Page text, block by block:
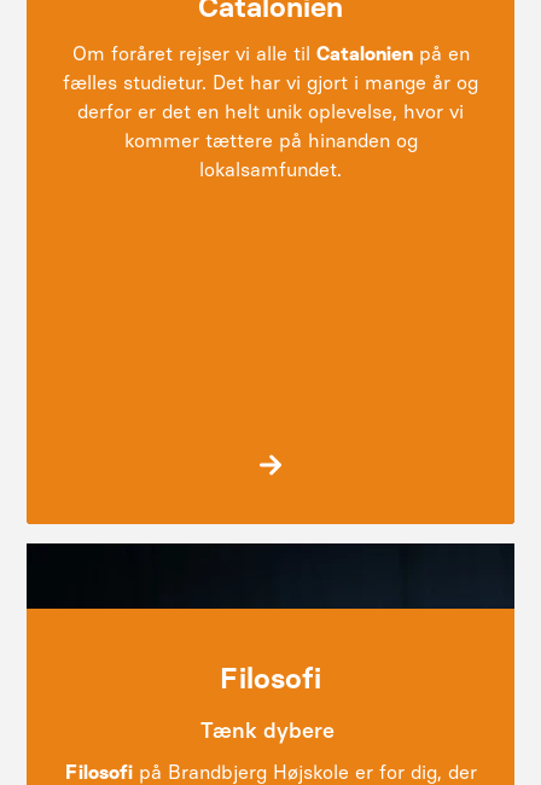
Catalonien
Om foråret rejser vi alle til Catalonienpå en
fælles studietur. Det har vi gjort i mange år og
derfor er det en helt unik oplevelse, hvor vi
kommer tættere på hinanden og
lokalsamfundet.
Filosofi
Tænk dybere
Filosofipå Brandbjerg Højskole er for dig, der